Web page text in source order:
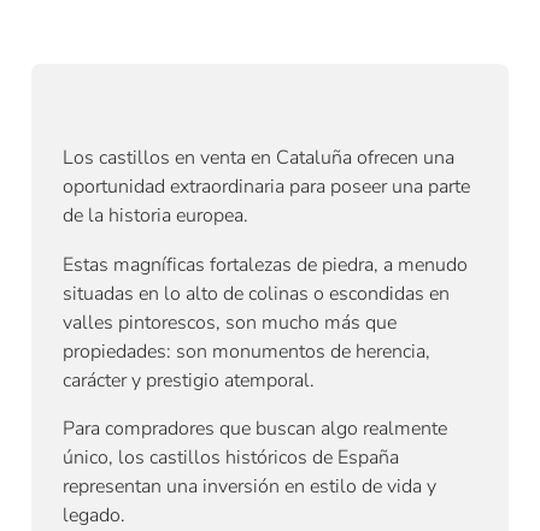
Los castillos en venta en Cataluña ofrecen una
oportunidad extraordinaria para poseer una parte
de la historia europea.
Estas magníficas fortalezas de piedra, a menudo
situadas en lo alto de colinas o escondidas en
valles pintorescos, son mucho más que
propiedades: son monumentos de herencia,
carácter y prestigio atemporal.
Para compradores que buscan algo realmente
único, los castillos históricos de España
representan una inversión en estilo de vida y
legado.